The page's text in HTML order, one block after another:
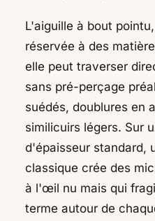
L'aiguille à bout
réservée à des
elle peut traverser
sans pré-perçage
suédés, doublures en
similicuirs légers. Sur
d'épaisseur standard,
classique crée des
à l'œil nu mais qui
terme autour de